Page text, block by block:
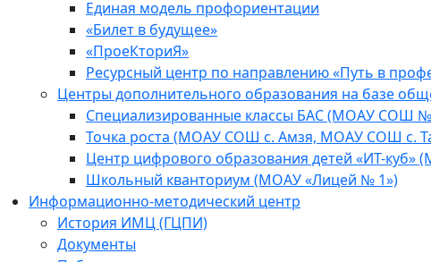
Единая модель профориентации
«Билет в будущее»
«ПроеКториЯ»
Ресурсный центр по направлению «Путь в
Центры дополнительного образования на базе
Специализированные классы БАС (МОАУ СОШ
Точка роста (МОАУ СОШ с. Амзя, МОАУ СОШ с.
Центр цифрового образования детей «ИТ-
Школьный кванториум (МОАУ «Лицей № 1»)
Информационно-методический центр
История ИМЦ (ГЦПИ)
Документы